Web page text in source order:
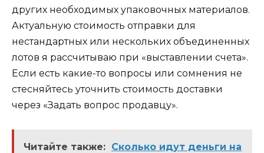
других необходимых упаковочных материалов.
Актуальную стоимость отправки для
нестандартных или нескольких объединенных
лотов я рассчитываю при «выставлении счета».
Если есть какие-то вопросы или сомнения не
стесняйтесь уточнить стоимость доставки
через «Задать вопрос продавцу».
Читайте также: Сколько идут деньги на